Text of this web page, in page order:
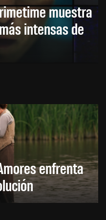
muestra
intensas de
enfrenta